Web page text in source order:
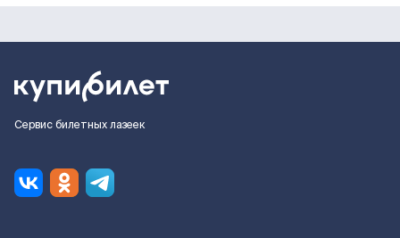
Сервис билетных лазеек